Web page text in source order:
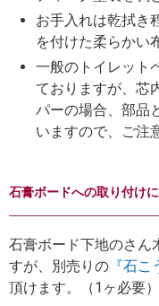
お手入れは乾拭き
を付けた柔らかい
一般のトイレット
ておりますが、芯
パーの場合、部品
いますので、ご注
石膏ボードへの取り付け
石膏ボード下地のさん
すが、別売りの 『石
頂けます。（1ヶ必要）